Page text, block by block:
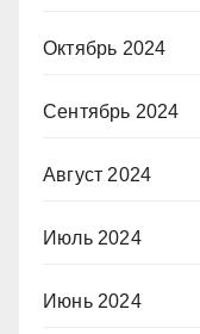
Октябрь 2024
Сентябрь 2024
Август 2024
Июль 2024
Июнь 2024